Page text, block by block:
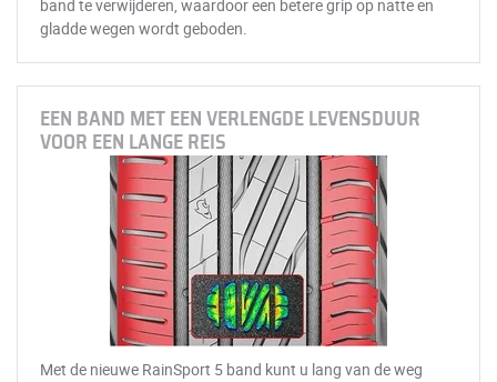
band te verwijderen, waardoor een betere grip op natte en
gladde wegen wordt geboden.
EEN BAND MET EEN VERLENGDE LEVENSDUUR
VOOR EEN LANGE REIS
Met de nieuwe RainSport 5 band kunt u lang van de weg